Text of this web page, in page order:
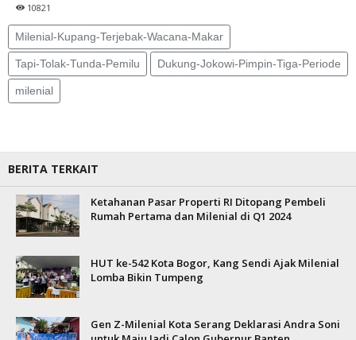
10821
Milenial-Kupang-Terjebak-Wacana-Makar
Tapi-Tolak-Tunda-Pemilu Dukung-Jokowi-Pimpin-Tiga-Periode
milenial
BERITA TERKAIT
Ketahanan Pasar Properti RI Ditopang Pembeli
Rumah Pertama dan Milenial di Q1 2024
HUT ke-542 Kota Bogor, Kang Sendi Ajak Milenial
Lomba Bikin Tumpeng
Gen Z-Milenial Kota Serang Deklarasi Andra Soni